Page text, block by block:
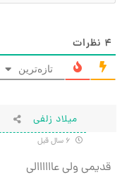
۴ نظرات
تازه‌ترین
میلاد زلفی
قدیمی ولی عاااااالی